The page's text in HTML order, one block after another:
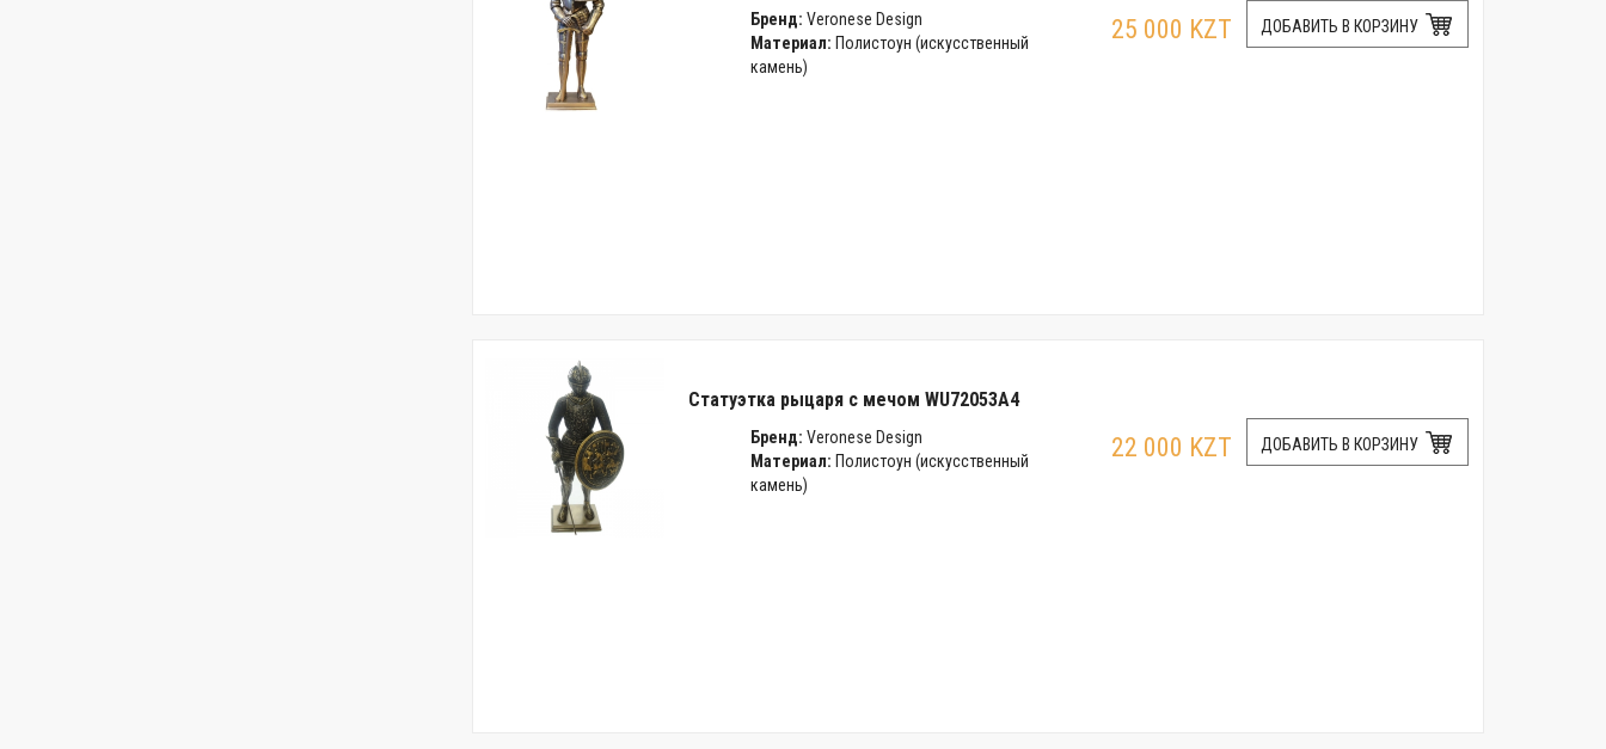
Бренд: Veronese Design
Материал: Полистоун (искусственный
камень)
25 000 KZT ДОБАВИТЬ В КОРЗИНУ
Статуэтка рыцаря с мечом WU72053A4
Бренд: Veronese Design
Материал: Полистоун (искусственный
камень)
22 000 KZT ДОБАВИТЬ В КОРЗИНУ